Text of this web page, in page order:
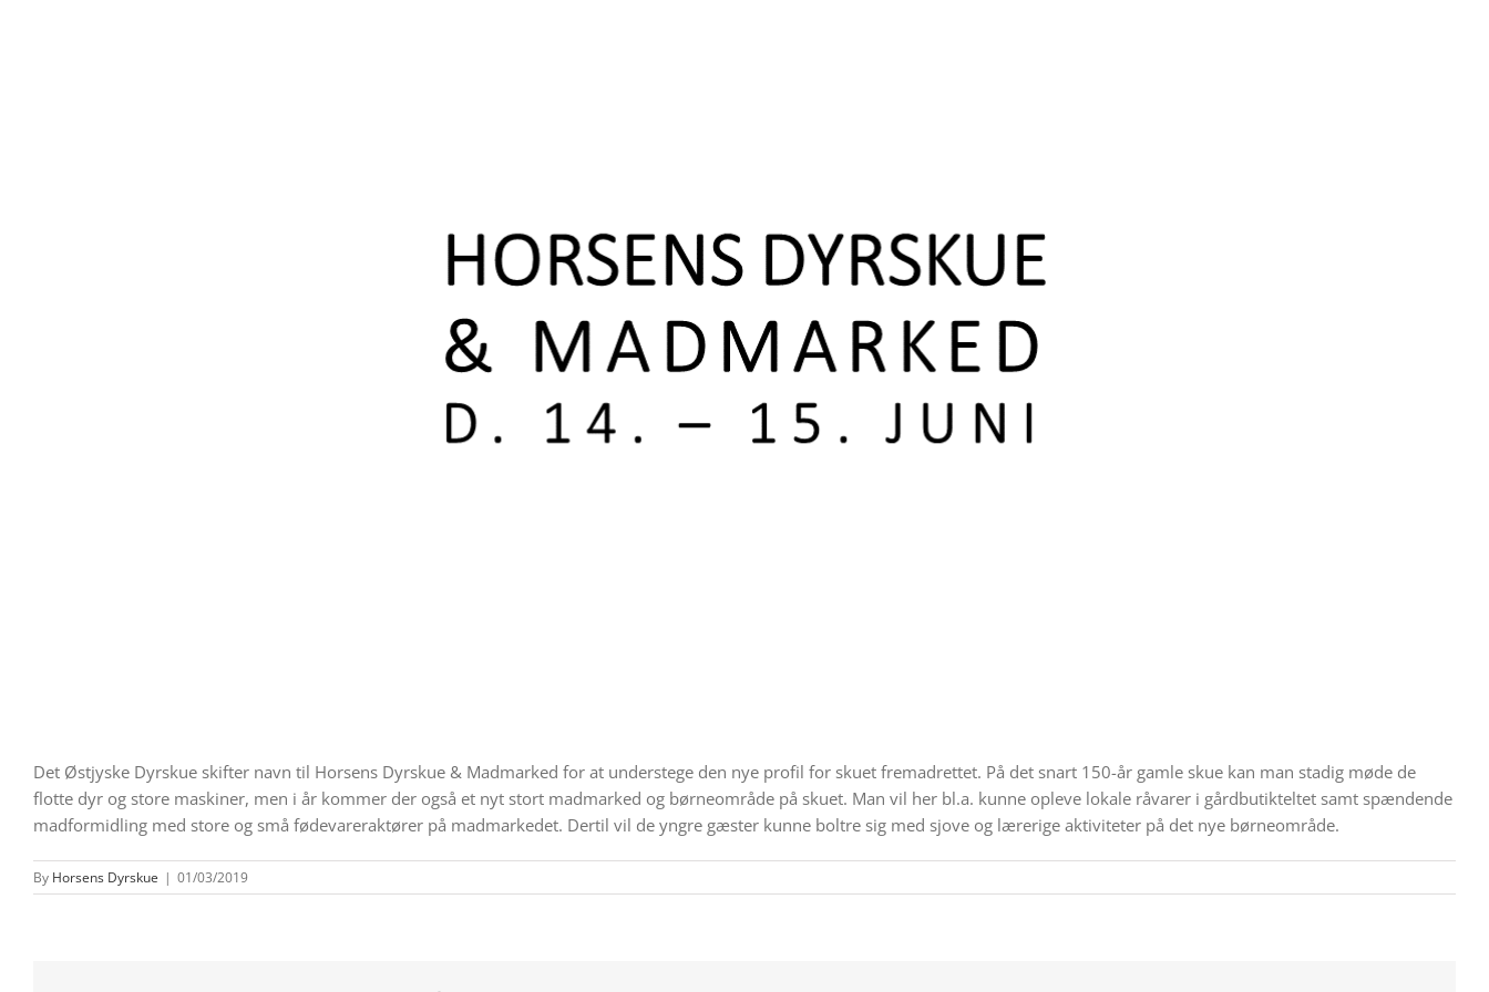
Det Østjyske Dyrskue skifter navn til Horsens Dyrskue & Madmarked for at understege den nye profil for skuet fremadrettet. På det snart 150-år gamle skue kan man stadig møde de
flotte dyr og store maskiner, men i år kommer der også et nyt stort madmarked og børneområde på skuet. Man vil her bl.a. kunne opleve lokale råvarer i gårdbutikteltet samt spændende
madformidling med store og små fødevareraktører på madmarkedet. Dertil vil de yngre gæster kunne boltre sig med sjove og lærerige aktiviteter på det nye børneområde.
By Horsens Dyrskue | 01/03/2019